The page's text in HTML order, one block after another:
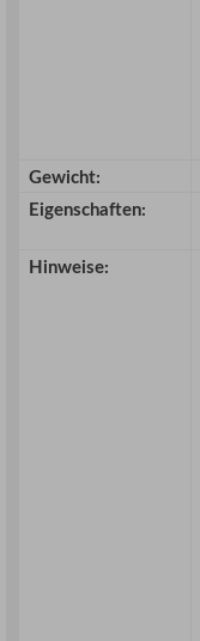
Gewicht:
Eigenschaften:
Hinweise: